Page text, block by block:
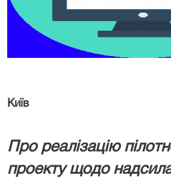
Київ
Про реалізацію
проекту щодо